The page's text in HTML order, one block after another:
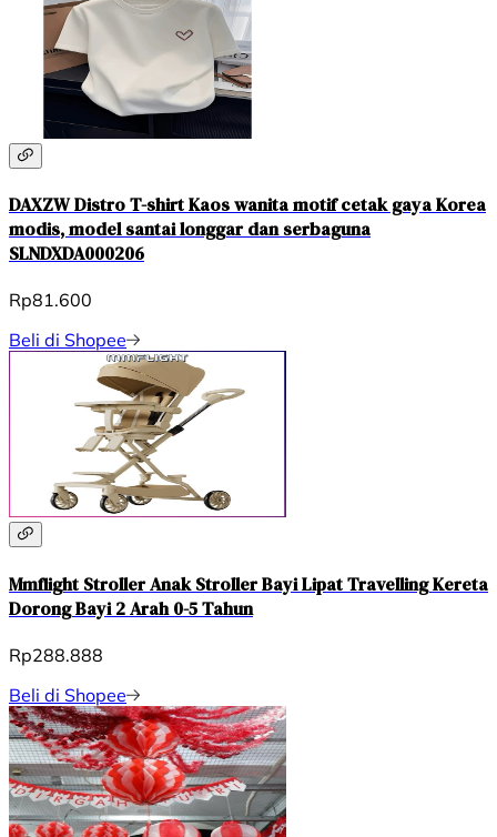
DAXZW Distro T-shirt Kaos wanita motif cetak gaya Korea
modis, model santai longgar dan serbaguna
SLNDXDA000206
Rp81.600
Beli di Shopee
Mmflight Stroller Anak Stroller Bayi Lipat Travelling Kereta
Dorong Bayi 2 Arah 0-5 Tahun
Rp288.888
Beli di Shopee